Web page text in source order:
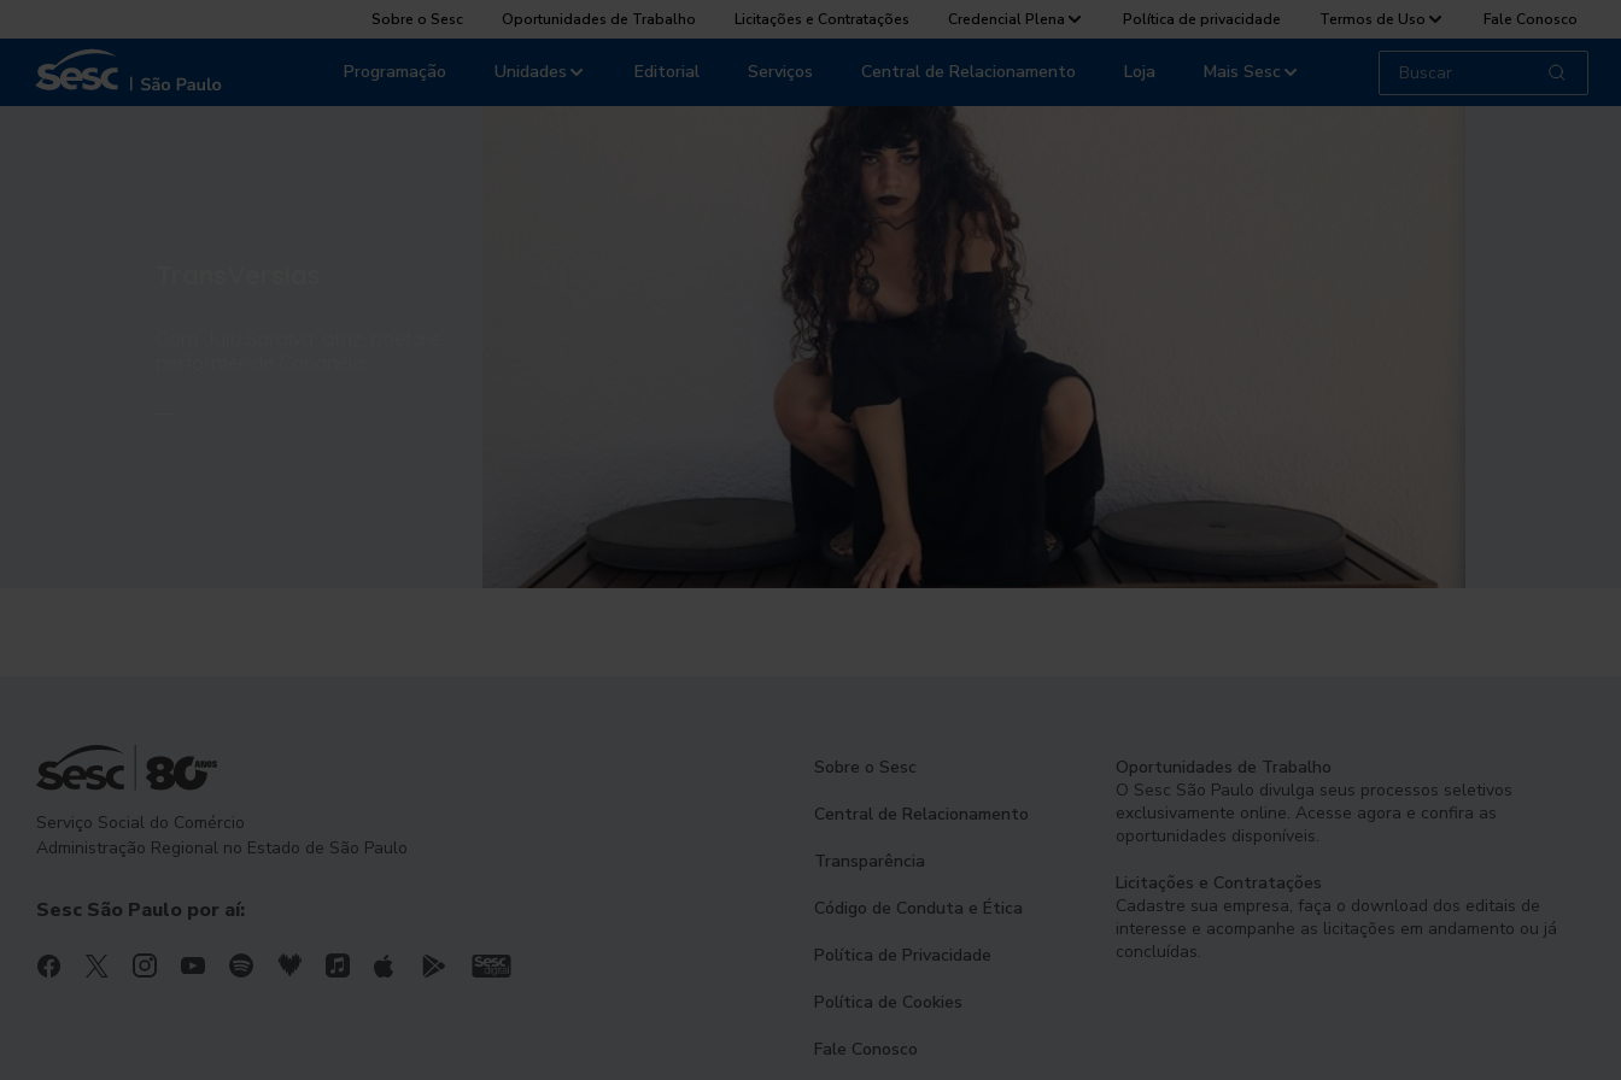
Sobre o Sesc Oportunidades de Trabalho Licitações e Contratações Credencial Plena Política de privacidade Termos de Uso Fale Conosco
Unidades
Programação Editorial Serviços Central de Relacionamento Loja Mais Sesc
Serviço Social do Comércio
Administração Regional no Estado de São Paulo
Sesc São Paulo por aí:
Sobre o Sesc
Central de Relacionamento
Transparência
Código de Conduta e Ética
Política de Privacidade
Política de Cookies
Fale Conosco
Oportunidades de Trabalho
O Sesc São Paulo divulga seus processos seletivos
exclusivamente online. Acesse agora e confira as
oportunidades disponíveis.
Licitações e Contratações
Cadastre sua empresa, faça o download dos editais de
interesse e acompanhe as licitações em andamento ou já
concluídas.